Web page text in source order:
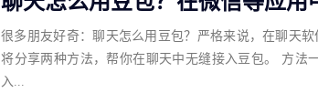
很多朋友好奇：聊天怎么用豆包？严格来说，在聊天
将分享两种方法，帮你在聊天中无缝接入豆包。 方法
入...